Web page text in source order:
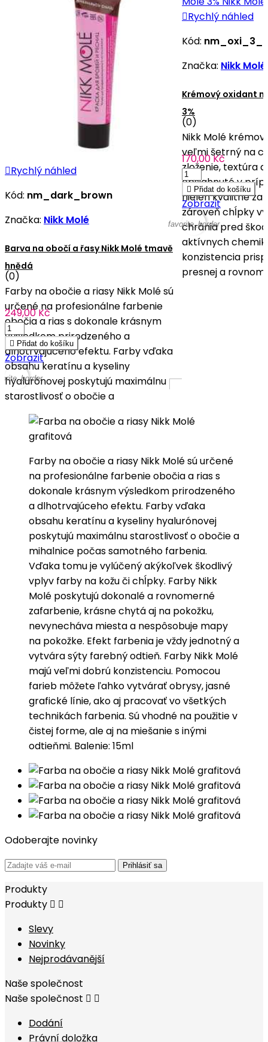
Rychlý náhled
Kód: nm_dark_brown
Značka: Nikk Molé
Barva na obočí a řasy Nikk Molé tmavě
hnědá
(0)
Farby na obočie a riasy Nikk Molé sú
určené na profesionálne farbenie
obočia a rias s dokonale krásnym
výsledkom prirodzeného a
dlhotrvajúceho efektu. Farby vďaka
obsahu keratínu a kyseliny
hyalurónovej poskytujú maximálnu
starostlivosť o obočie a
249,00 Kč
 Přidat do košíku
Zobrazit
Rychlý náhled
Kód:
Značka: Nikk Molé
Krémový oxidant
3%
(0)
Nikk Molé
veľmi šetrný na
zloženie, textúra
obsiahnuté v
nielen kvalitné
zároveň chĺpky
chránia pred
aktívnych
konzistencia
presnej a
170,00 Kč
 Přidat do košíku
Zobrazit
favorite_border
Farby na obočie a riasy Nikk Molé sú určené
na profesionálne farbenie obočia a rias s
dokonale krásnym výsledkom prirodzeného
a dlhotrvajúceho efektu. Farby vďaka
obsahu keratínu a kyseliny hyalurónovej
poskytujú maximálnu starostlivosť o obočie a
mihalnice počas samotného farbenia.
Vďaka tomu je vylúčený akýkoľvek škodlivý
vplyv farby na kožu či chĺpky. Farby Nikk
Molé poskytujú dokonalé a rovnomerné
zafarbenie, krásne chytá aj na pokožku,
nevynecháva miesta a nespôsobuje mapy
na pokožke. Efekt farbenia je vždy jednotný a
vytvára sýty farebný odtieň. Farby Nikk Molé
majú veľmi dobrú konzistenciu. Pomocou
farieb môžete ľahko vytvárať obrysy, jasné
grafické línie, ako aj pracovať vo všetkých
technikách farbenia. Sú vhodné na použitie v
čistej forme, ale aj na miešanie s inými
odtieňmi. Balenie: 15ml
Odoberajte novinky
Prihlásiť sa
Produkty
Produkty  
Slevy
Novinky
Nejprodávanější
Naše společnost
Naše společnost  
Dodání
Právní doložka